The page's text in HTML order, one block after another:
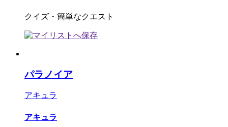
クイズ・簡単なクエスト
パラノイア
アキュラ
アキュラ